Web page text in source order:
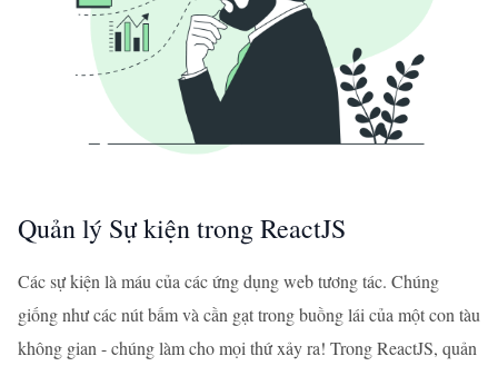
Quản lý Sự kiện trong ReactJS
Các sự kiện là máu của các ứng dụng web tương tác. Chúng
giống như các nút bấm và cần gạt trong buồng lái của một con tàu
không gian - chúng làm cho mọi thứ xảy ra! Trong ReactJS, quản